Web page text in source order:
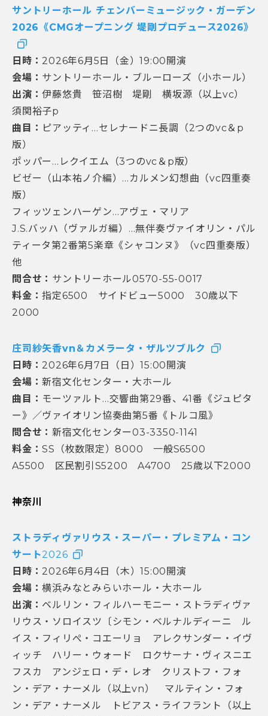
サントリーホール チェンバーミュージック・ガーデン
2026《CMGオープニング 堤剛プロデュース2026》
日時： 2026年6月5日（金）19:00開演
会場： サントリーホール・ブルーローズ（小ホール）
出演：伊藤悠貴 笹沼樹 堤剛 横坂源（以上vc）
須関裕子p
曲目： ピアッティ…セレナードニ長調（2つのvc＆p
版）
ポッパー…レクイエム（3つのvc＆p版）
ビゼー（山本祐ノ介編）…カルメン幻想曲（vc四重奏
版）
フィッツェンハーゲン…アヴェ・マリア
J.S.バッハ（ヴァルガ編）…無伴奏ヴァイオリン・パル
ティータ第2番第5楽章《シャコンヌ》（vc四重奏版）
他
問合せ： サントリーホール0570-55-0017
料金：指定6500 サイドビュー5000 30歳以下
2000
庄司紗矢香vn＆カメラータ・ザルツブルク
日時： 2026年6月7日（日）15:00開演
会場：新宿文化センター・大ホール
曲目： モーツァルト…交響曲第29番、41番《ジュピタ
ー》／ヴァイオリン協奏曲第5番《トルコ風》
問合せ： 新宿文化センター03-3350-1141
料金：SS（枚数限定）8000 一般S6500
A5500 区民割引S5200 A4700 25歳以下2000
神奈川
ストラディヴァリウス・スーパー・プレミアム・コン
サート2026
日時： 2026年6月4日（木）15:00開演
会場：横浜みなとみらいホール・大ホール
出演： ベルリン・フィルハーモニー・ストラディヴァ
リウス・ソロイスツ〔シモン・ベルナルディーニ ル
イス・フィリぺ・コエーリョ アレクサンダー・イヴ
ィッチ ハリー・ウォード ロクサーナ・ヴィスニエ
フスカ アンジェロ・デ・レオ クリストフ・フォ
ン・デア・ナーメル（以上vn） マルティン・フォ
ン・デア・ナーメル トビアス・ライフラント（以上